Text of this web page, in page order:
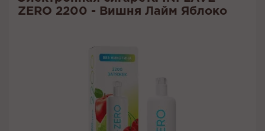
ZERO 2200 - Вишня Лайм Яблоко